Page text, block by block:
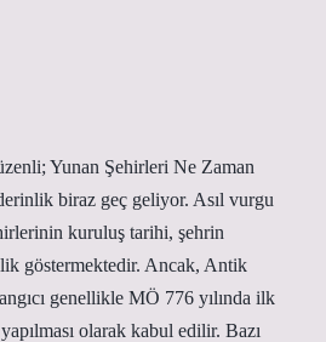
Yunan Şehirleri Ne Zaman
biraz geç geliyor. Asıl vurgu
kuruluş tarihi, şehrin
göstermektedir. Ancak, Antik
genellikle MÖ 776 yılında ilk
olarak kabul edilir. Bazı